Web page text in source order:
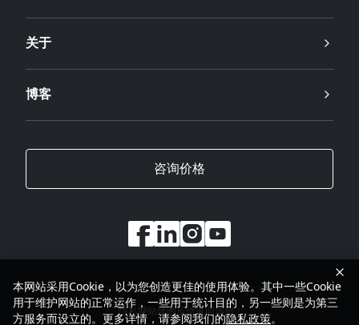
关于
博客
咨询价格
隐私网站地图反馈返回顶部
本网站采用Cookie，以为您创造更佳的使用体验。其中一些Cookie
用于维护网站的正常运作，一些用于统计目的，另一些则是为第三
方服务而设立的。更多详情，请参阅我们的隐私政策。